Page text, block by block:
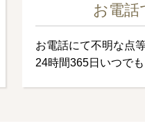
お電話
お電話にて不明な点
24時間365日いつで